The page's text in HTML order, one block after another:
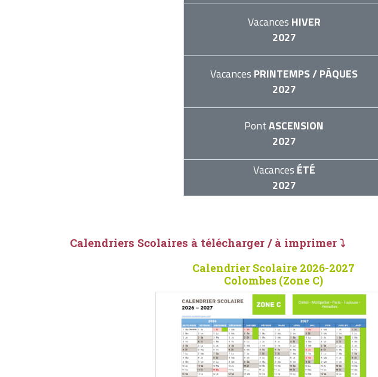
Vacances HIVER
2027
Vacances PRINTEMPS / PÂQUES
2027
PontASCENSION
2027
Vacances ÉTÉ
2027
Calendriers Scolaires à télécharger / à imprimer ⤵
Calendrier Scolaire 2026-2027
Colombes (Zone C)